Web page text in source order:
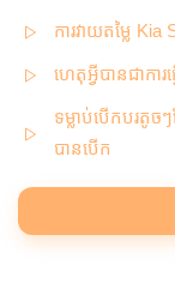
ការវាយតម្លៃ
ហេតុអ្វីបានជាការ
ទម្លាប់បើកបរតូ
បានបើក